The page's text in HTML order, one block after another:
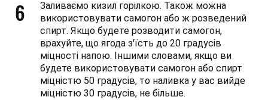
6
Заливаємо кизил горілкою. Також можна
використовувати самогон або ж розведений
спирт. Якщо будете розводити самогон,
врахуйте, що ягода з'їсть до 20 градусів
міцності напою. Іншими словами, якщо ви
будете використовувати самогон або спирт
міцністю 50 градусів, то наливка у вас вийде
міцністю 30 градусів, не більше.